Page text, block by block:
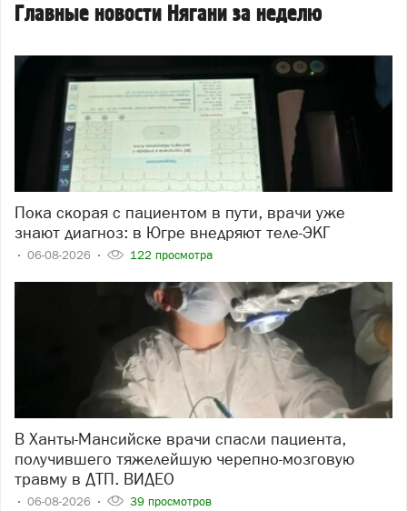
Главные новости Нягани за неделю
Пока скорая с пациентом в пути, врачи уже
знают диагноз: в Югре внедряют теле-ЭКГ
06-08-2026 122 просмотра
В Ханты-Мансийске врачи спасли пациента,
получившего тяжелейшую черепно-мозговую
травму в ДТП. ВИДЕО
06-08-2026 39 просмотров